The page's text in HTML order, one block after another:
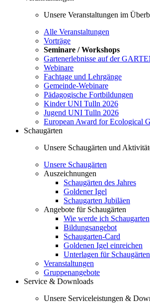
Unsere Veranstaltungen im
Alle Veranstaltungen
Vorträge
Seminare / Workshops
Gartenerlebnisse auf der
Webinare
Fachtage und Lehrgänge
Gemeinde-Webinare
Pädagogische Fortbildungen
Kinder UNI Tulln 2026
Jugend UNI Tulln 2026
European Award for Ecological
Schaugärten
Unsere Schaugärten und
Unsere Schaugärten
Auszeichnungen
Schaugärten des Jahres
Goldener Igel
Schaugarten Jubiläen
Angebote für Schaugärten
Wie werde ich Schaugarten
Bildungsangebot
Schaugarten-Card
Goldenen Igel einreichen
Unterlagen für Schaugärten
Veranstaltungen
Gruppenangebote
Service & Downloads
Unsere Serviceleistungen &